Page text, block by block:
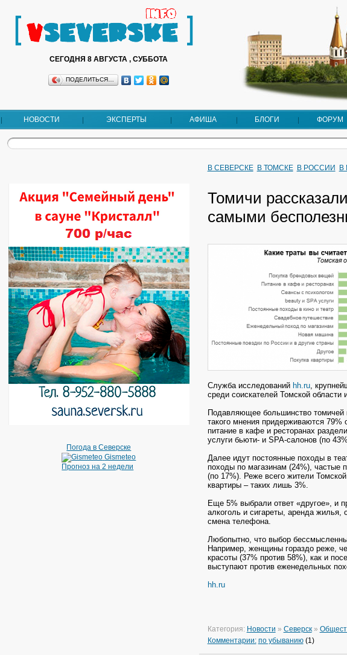
СЕГОДНЯ 8 АВГУСТА , СУББОТА
ПОДЕЛИТЬСЯ…
НОВОСТИ ЭКСПЕРТЫ АФИША БЛОГИ ФОРУМ
Погода в Северске
Gismeteo
Прогноз на 2 недели
В СЕВЕРСКЕ В ТОМСКЕ В РОССИИ В
Томичи
самыми
Служба исследований hh.ru,
среди соискателей Томской
Подавляющее большинство
такого мнения придерживаются 79%
питание в кафе и ресторанах
услуги бьюти- и SPA-салонов (по
Далее идут постоянные походы в
походы по магазинам (24%), частые
(по 17%). Реже всего жители
квартиры – таких лишь 3%.
Еще 5% выбрали ответ «другое», и
алкоголь и сигареты, аренда жилья,
смена телефона.
Любопытно, что выбор
Например, женщины гораздо реже,
красоты (37% против 58%), как и
выступают против еженедельных
hh.ru
Категория: Новости » Северск»
Комментарии: по убыванию(1)